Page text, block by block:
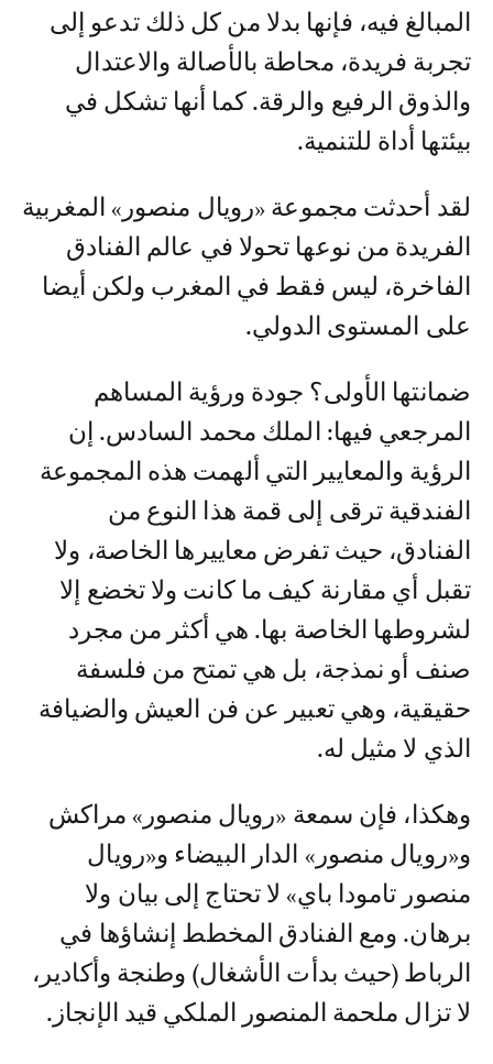
المبالغ فيه، فإنها بدلا من كل ذلك تدعو إلى
تجربة فريدة، محاطة بالأصالة والاعتدال
والذوق الرفيع والرقة. كما أنها تشكل في
بيئتها أداة للتنمية.
لقد أحدثت مجموعة «رويال منصور» المغربية
الفريدة من نوعها تحولا في عالم الفنادق
الفاخرة، ليس فقط في المغرب ولكن أيضا
على المستوى الدولي.
ضمانتها الأولى؟ جودة ورؤية المساهم
المرجعي فيها: الملك محمد السادس. إن
الرؤية والمعايير التي ألهمت هذه المجموعة
الفندقية ترقى إلى قمة هذا النوع من
الفنادق، حيث تفرض معاييرها الخاصة، ولا
تقبل أي مقارنة كيف ما كانت ولا تخضع إلا
لشروطها الخاصة بها. هي أكثر من مجرد
صنف أو نمذجة، بل هي تمتح من فلسفة
حقيقية، وهي تعبير عن فن العيش والضيافة
الذي لا مثيل له.
وهكذا، فإن سمعة «رويال منصور» مراكش
و«رويال منصور» الدار البيضاء و«رويال
منصور تامودا باي» لا تحتاج إلى بيان ولا
برهان. ومع الفنادق المخطط إنشاؤها في
الرباط (حيث بدأت الأشغال) وطنجة وأكادير،
لا تزال ملحمة المنصور الملكي قيد الإنجاز.